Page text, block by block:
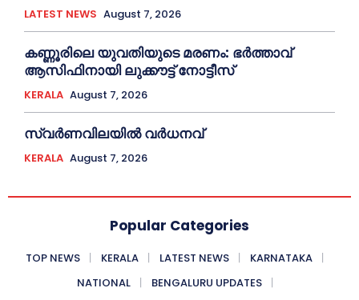
LATEST NEWS August 7, 2026
കണ്ണൂരിലെ യുവതിയുടെ മരണം: ഭര്‍ത്താവ്
ആസിഫിനായി ലുക്കൗട്ട് നോട്ടീസ്
KERALA August 7, 2026
സ്വർണവിലയിൽ വർധനവ്
KERALA August 7, 2026
Popular Categories
TOP NEWS KERALA LATEST NEWS
KARNATAKA
NATIONAL
BENGALURU UPDATES